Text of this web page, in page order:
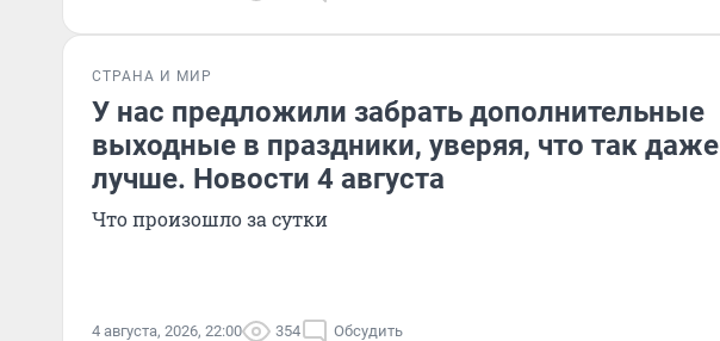
СТРАНА И МИР
У нас предложили забрать дополнительные
выходные в праздники, уверяя, что так даже
лучше. Новости 4 августа
Что произошло за сутки
4 августа, 2026, 22:00 354 Обсудить